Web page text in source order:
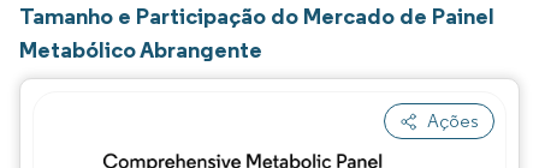
Tamanho e Participação do Mercado de Painel
Metabólico Abrangente
Ações